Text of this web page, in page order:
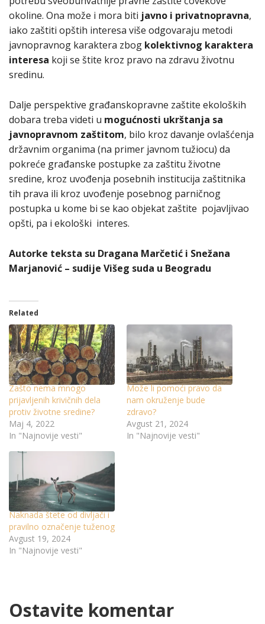
okoline. Ona može i mora biti javno i privatnopravna,
iako zaštiti opštih interesa više odgovaraju metodi
javnopravnog karaktera zbog kolektivnog karaktera
interesa koji se štite kroz pravo na zdravu životnu
sredinu.
Dalje perspektive građanskopravne zaštite ekoloških
dobara treba videti u mogućnosti ukrštanja sa
javnopravnom zaštitom, bilo kroz davanje ovlašćenja
državnim organima (na primer javnom tužiocu) da
pokreće građanske postupke za zaštitu životne
sredine, kroz uvođenja posebnih institucija zaštitnika
tih prava ili kroz uvođenje posebnog parničnog
postupka u kome bi se kao objekat zaštite pojavljivao
opšti, pa i ekološki interes.
Autorke teksta su Dragana Marčetić i Snežana
Marjanović – sudije Višeg suda u Beogradu
Related
Zašto nema mnogo
prijavljenih krivičnih dela
protiv životne sredine?
Maj 4, 2022
In "Najnovije vesti"
Može li pomoći pravo da
nam okruženje bude
zdravo?
Avgust 21, 2024
In "Najnovije vesti"
Naknada štete od divljači i
pravilno označenje tuženog
Avgust 19, 2024
In "Najnovije vesti"
Ostavite komentar